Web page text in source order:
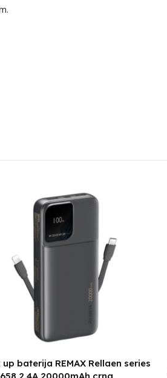
up baterija REMAX Rellaen series
2.4A 20000mAh crna